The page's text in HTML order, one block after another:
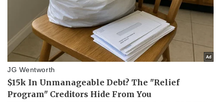
Kinh tế
Bất động sản
Khởi nghiệp
Thị trường
Giá vàng
Tiêu dùng
Chứng khoán
Giá cà phê